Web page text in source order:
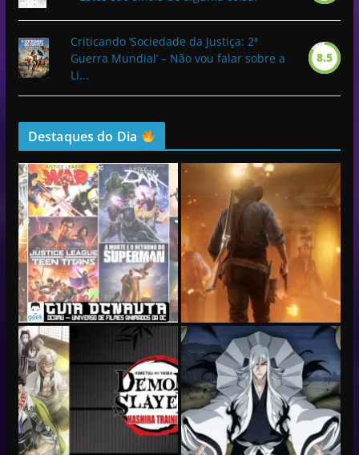
Criticando ‘Sociedade da Justiça: 2ª
Guerra Mundial’ – Não vou falar sobre a
Li...
8.5
Destaques do Dia